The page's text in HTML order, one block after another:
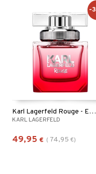
Karl Lagerfeld Rouge - Eau de parfum
KARL LAGERFELD
49,95 € ( 74,95 €)
-